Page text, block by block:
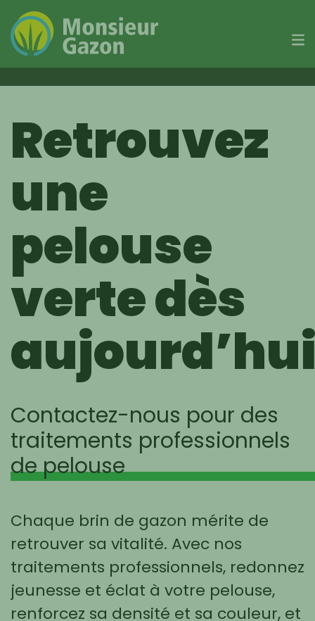
content
Retrouvez
une
pelouse
verte dès
Contactez-nous pour des
traitements professionnels
de pelouse
Chaque brin de gazon mérite de
retrouver sa vitalité. Avec nos
traitements professionnels, redonnez
jeunesse et éclat à votre pelouse,
renforcez sa densité et sa couleur, et